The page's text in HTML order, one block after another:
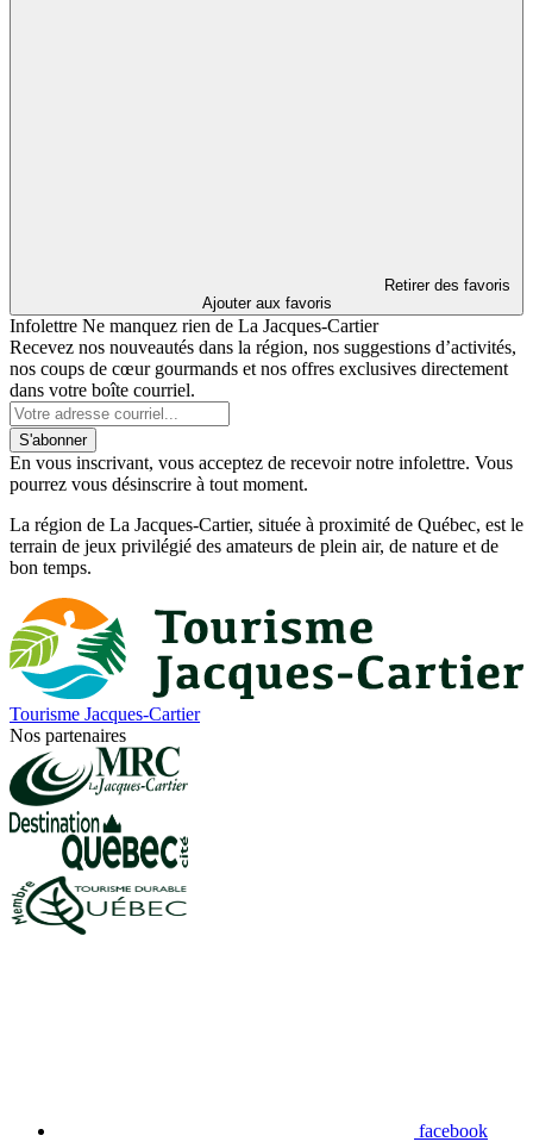
Retirer des favoris
Ajouter aux favoris
Infolettre Ne manquez rien de La Jacques-Cartier
Recevez nos nouveautés dans la région, nos suggestions d’activités,
nos coups de cœur gourmands et nos offres exclusives directement
dans votre boîte courriel.
S'abonner
En vous inscrivant, vous acceptez de recevoir notre infolettre. Vous
pourrez vous désinscrire à tout moment.
La région de La Jacques-Cartier, située à proximité de Québec, est le
terrain de jeux privilégié des amateurs de plein air, de nature et de
bon temps.
Tourisme Jacques-Cartier
Nos partenaires
facebook